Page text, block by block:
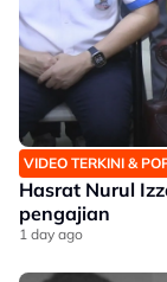
VIDEO TERKINI &
Hasrat Nurul
pengajian
1 day ago